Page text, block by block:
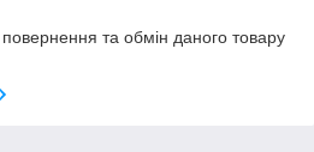
та обмін даного товару